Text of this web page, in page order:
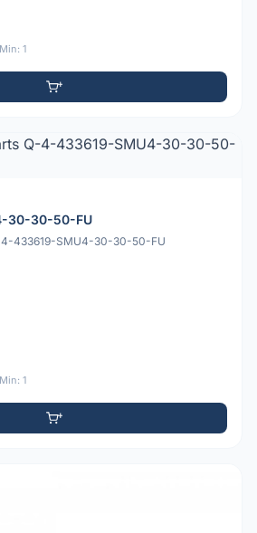
Min: 1
30-30-50-FU
4-433619-SMU4-30-30-50-FU
Min: 1